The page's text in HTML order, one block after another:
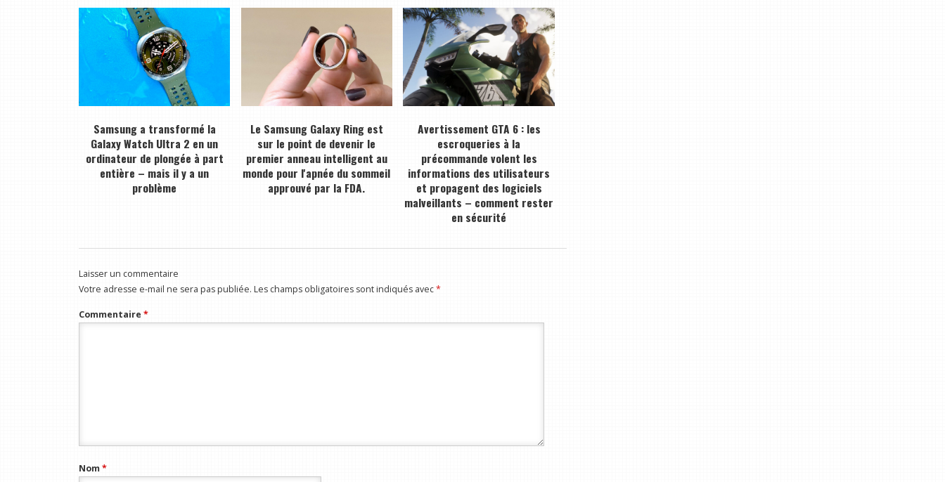
Samsung a transformé la
Galaxy Watch Ultra 2 en un
ordinateur de plongée à part
entière – mais il y a un
problème
Le Samsung Galaxy Ring est
sur le point de devenir le
premier anneau intelligent au
monde pour l'apnée du sommeil
approuvé par la FDA.
Avertissement GTA 6 : les
escroqueries à la
précommande volent les
informations des utilisateurs
et propagent des logiciels
malveillants – comment rester
en sécurité
Laisser un commentaire
Votre adresse e-mail ne sera pas publiée. Les champs obligatoires sont indiqués avec*
Commentaire *
Nom*